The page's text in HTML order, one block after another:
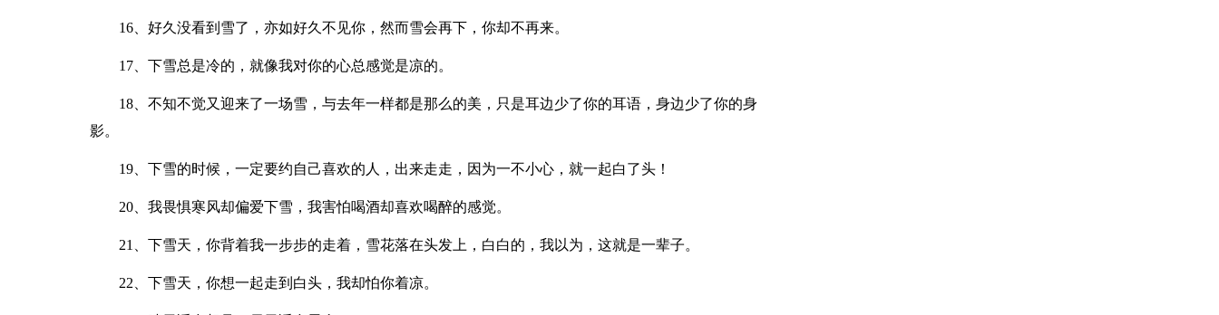
16、好久没看到雪了，亦如好久不见你，然而雪会再下，你却不再来。
17、下雪总是冷的，就像我对你的心总感觉是凉的。
18、不知不觉又迎来了一场雪，与去年一样都是那么的美，只是耳边少了你的耳语，身边少了你的身
影。
19、下雪的时候，一定要约自己喜欢的人，出来走走，因为一不小心，就一起白了头！
20、我畏惧寒风却偏爱下雪，我害怕喝酒却喜欢喝醉的感觉。
21、下雪天，你背着我一步步的走着，雪花落在头发上，白白的，我以为，这就是一辈子。
22、下雪天，你想一起走到白头，我却怕你着凉。